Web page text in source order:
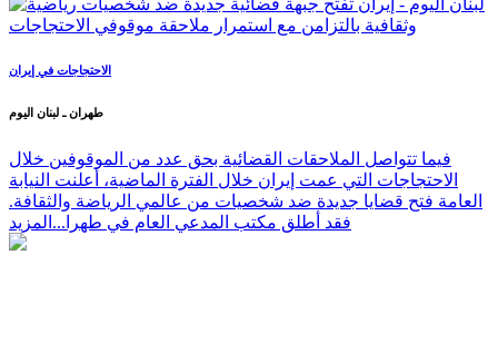
الاحتجاجات في إيران
طهران ـ لبنان اليوم
فيما تتواصل الملاحقات القضائية بحق عدد من الموقوفين خلال
الاحتجاجات التي عمت إيران خلال الفترة الماضية، أعلنت النيابة
العامة فتح قضايا جديدة ضد شخصيات من عالمي الرياضة والثقافة.
فقد أطلق مكتب المدعي العام في طهرا... المزيد